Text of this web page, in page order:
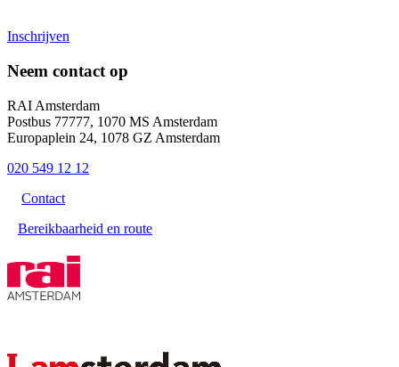
Inschrijven
Neem contact op
RAI Amsterdam
Postbus 77777, 1070 MS Amsterdam
Europaplein 24, 1078 GZ Amsterdam
020 549 12 12
Contact
Bereikbaarheid en route